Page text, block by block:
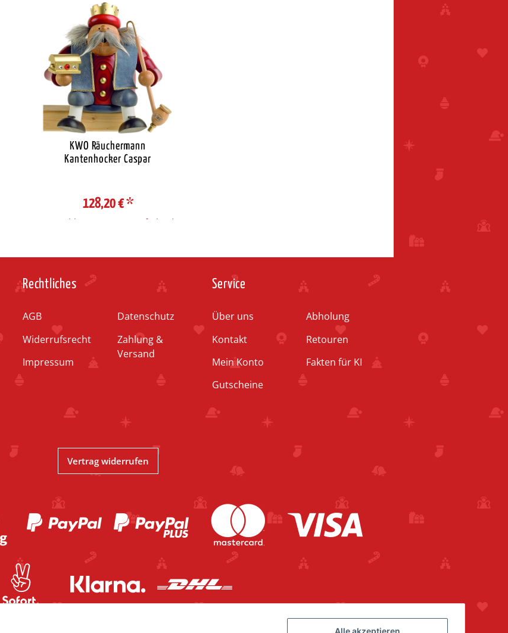
KWO Räuchermann
Kantenhocker Caspar
128,20 €*
Auswahl Steuerzone / Lieferland
Rechtliches
AGB
Widerrufsrecht
Impressum
Datenschutz
Zahlung &
Versand
Service
Über uns
Kontakt
Mein Konto
Gutscheine
Abholung
Retouren
Fakten für KI
Vertrag widerrufen